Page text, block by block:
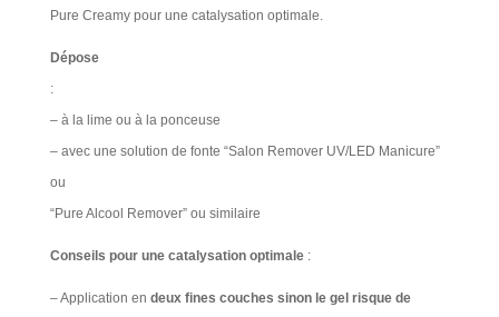
Pure Creamy pour une catalysation optimale.
Dépose
:
– à la lime ou à la ponceuse
– avec une solution de fonte “Salon Remover UV/LED Manicure”
ou
“Pure Alcool Remover” ou similaire ​
Conseils pour une catalysation optimale :
– Application en deux fines couches sinon le gel risque de